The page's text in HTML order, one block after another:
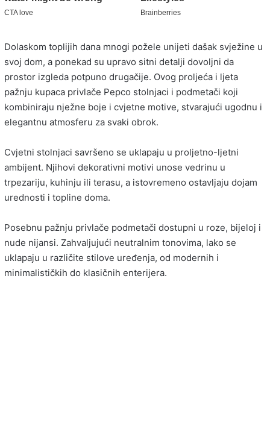
Dolaskom toplijih dana mnogi požele unijeti dašak svježine u
svoj dom, a ponekad su upravo sitni detalji dovoljni da
prostor izgleda potpuno drugačije. Ovog proljeća i ljeta
pažnju kupaca privlače Pepco stolnjaci i podmetači koji
kombiniraju nježne boje i cvjetne motive, stvarajući ugodnu i
elegantnu atmosferu za svaki obrok.
Cvjetni stolnjaci savršeno se uklapaju u proljetno-ljetni
ambijent. Njihovi dekorativni motivi unose vedrinu u
trpezariju, kuhinju ili terasu, a istovremeno ostavljaju dojam
urednosti i topline doma.
Posebnu pažnju privlače podmetači dostupni u roze, bijeloj i
nude nijansi. Zahvaljujući neutralnim tonovima, lako se
uklapaju u različite stilove uređenja, od modernih i
minimalističkih do klasičnih enterijera.